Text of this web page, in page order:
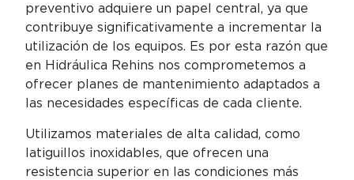
preventivo adquiere un papel central, ya que
contribuye significativamente a incrementar la
utilización de los equipos. Es por esta razón que
en Hidráulica Rehins nos comprometemos a
ofrecer planes de mantenimiento adaptados a
las necesidades específicas de cada cliente.
Utilizamos materiales de alta calidad, como
latiguillos inoxidables, que ofrecen una
resistencia superior en las condiciones más